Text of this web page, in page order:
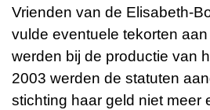
Vrienden van de Elisabeth-
vulde eventuele tekorten
werden bij de productie van
2003 werden de statuten
stichting haar geld niet meer